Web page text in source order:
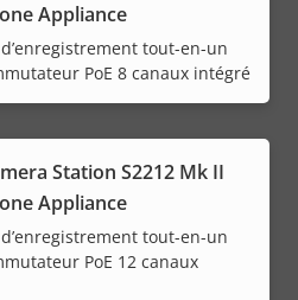
Appliance
tout-en-un
PoE 8 canaux intégré
Station S2212 Mk II
Appliance
tout-en-un
PoE 12 canaux